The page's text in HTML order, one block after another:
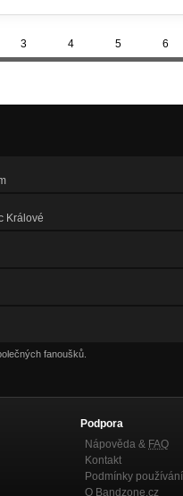
3 4 5 6
Králové
fanoušků.
Podpora
Nápověda & FAQ
Kontakt
Podmínky používání
O Bandzone.cz